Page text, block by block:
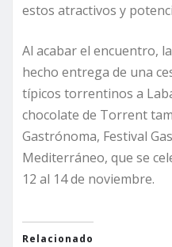
estos atractivos y
Al acabar el encuentro,
hecho entrega de una
típicos torrentinos a
chocolate de Torrent
Gastrónoma, Festival
Mediterráneo, que se
12 al 14 de noviembre.
Relacionado